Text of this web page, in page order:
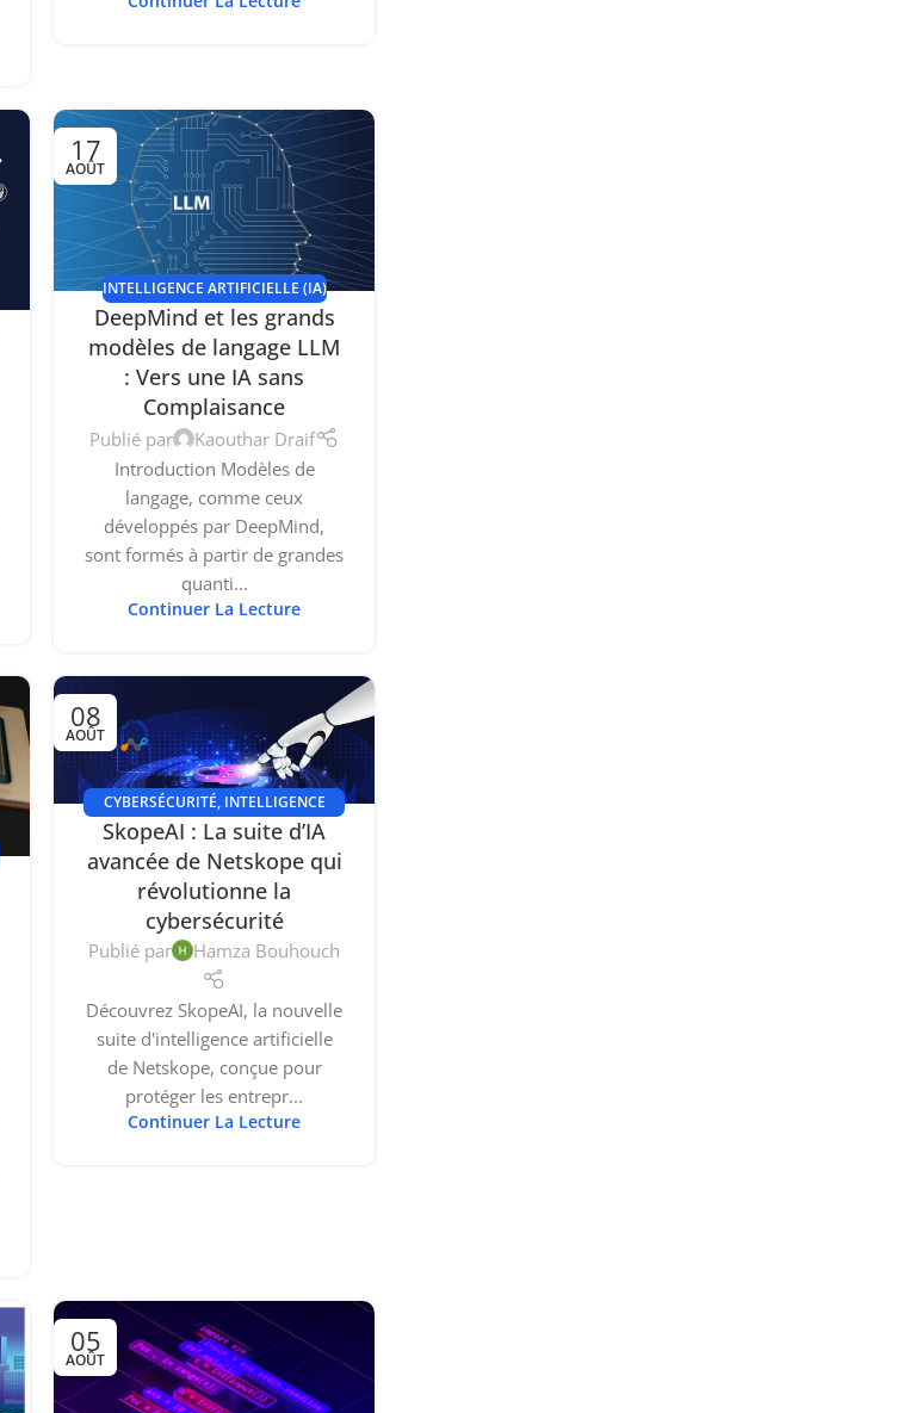
17
AOÛT
INTELLIGENCE ARTIFICIELLE (IA)
DeepMind et les grands
modèles de langage LLM
: Vers une IA sans
Complaisance
Publié par
Kaouthar Draif
Introduction Modèles de
langage, comme ceux
développés par DeepMind,
sont formés à partir de grandes
quanti...
Continuer La Lecture
08
AOÛT
CYBERSÉCURITÉ, INTELLIGENCE
ARTIFICIELLE (IA)
SkopeAI : La suite d’IA
avancée de Netskope qui
révolutionne la
cybersécurité
Publié par Hamza Bouhouch
Découvrez SkopeAI, la nouvelle
suite d'intelligence artificielle
de Netskope, conçue pour
protéger les entrepr...
Continuer La Lecture
05
AOÛT